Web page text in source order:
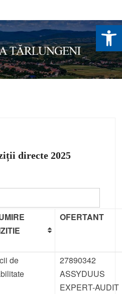
directe 2025
OFERTANT
de
27890342
ASSYDUUS
EXPERT-AUDIT